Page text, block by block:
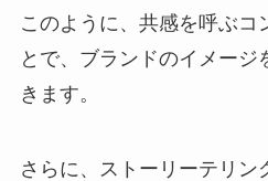
このように、共感を呼ぶコ
とで、ブランドのイメージ
きます。
さらに、ストーリーテリン